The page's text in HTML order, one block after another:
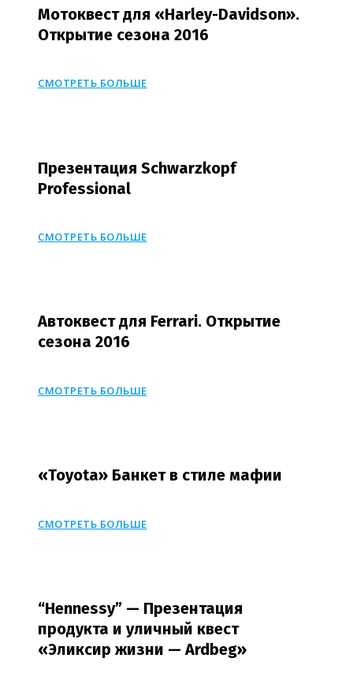
Мотоквест для «Harley-Davidson».
Открытие сезона 2016
СМОТРЕТЬ БОЛЬШЕ
Презентация Schwarzkopf
Professional
СМОТРЕТЬ БОЛЬШЕ
Автоквест для Ferrari. Открытие
сезона 2016
СМОТРЕТЬ БОЛЬШЕ
«Toyota» Банкет в стиле мафии
СМОТРЕТЬ БОЛЬШЕ
“Hennessy” — Презентация
продукта и уличный квест
«Эликсир жизни — Ardbeg»